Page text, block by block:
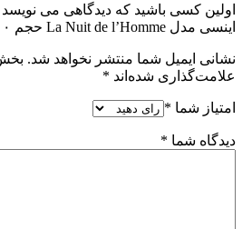
اولین کسی باشید که دیدگاهی می
اینسی مدل La Nuit de l’Homme حجم ۲۰۰ میلی لیتر”
نشانی ایمیل شما منتشر نخواهد شد.
علامت‌گذاری شده‌اند *
امتیاز شما *
دیدگاه شما *